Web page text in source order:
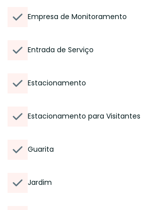
Empresa de Monitoramento
Entrada de Serviço
Estacionamento
Estacionamento para Visitantes
Guarita
Jardim